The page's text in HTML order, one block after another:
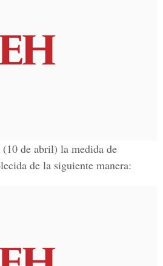
de abril) la medida de
de la siguiente manera: